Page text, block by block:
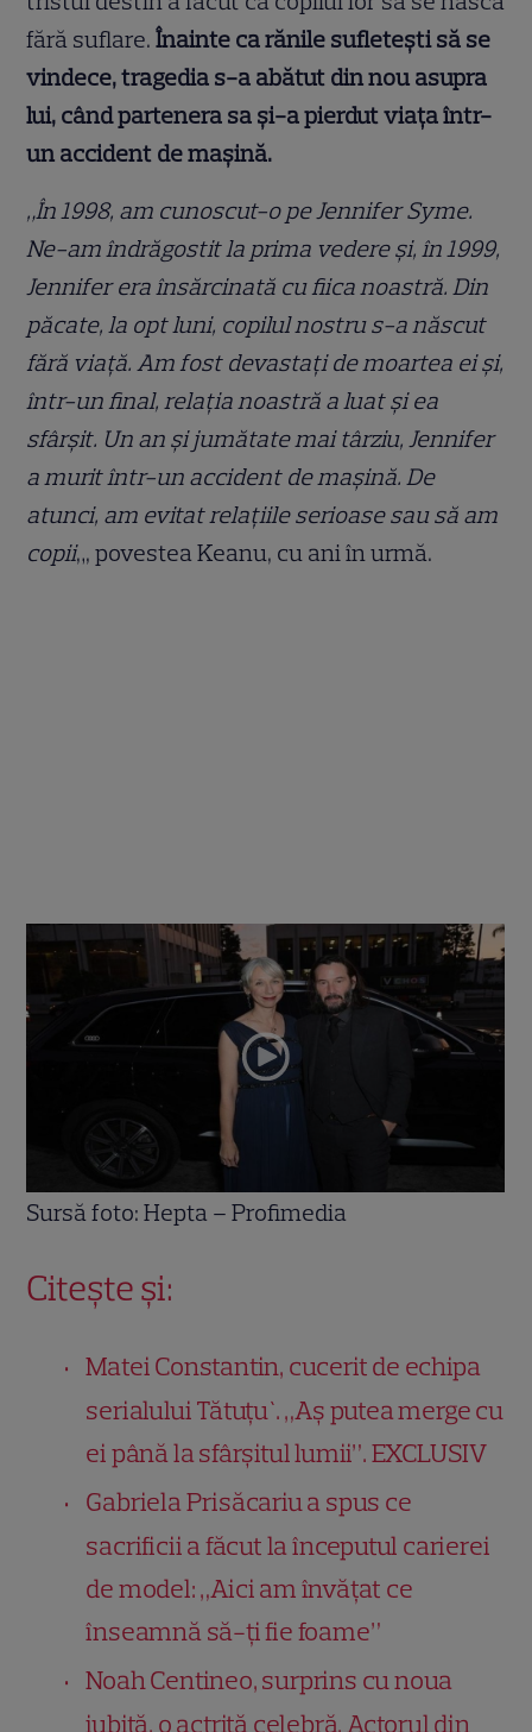
fără suflare. Înainte ca rănile sufletești să se
vindece, tragedia s-a abătut din nou asupra
lui, când partenera sa și-a pierdut viața într-
un accident de mașină.
„În 1998, am cunoscut-o pe Jennifer Syme.
Ne-am îndrăgostit la prima vedere şi, în 1999,
Jennifer era însărcinată cu fiica noastră. Din
păcate, la opt luni, copilul nostru s-a născut
fără viaţă. Am fost devastaţi de moartea ei şi,
într-un final, relaţia noastră a luat şi ea
sfârşit. Un an şi jumătate mai târziu, Jennifer
a murit într-un accident de maşină. De
atunci, am evitat relaţiile serioase sau să am
copii„, povestea Keanu, cu ani în urmă.
Sursă foto: Hepta – Profimedia
Citește și:
Matei Constantin, cucerit de echipa
serialului Tătuțu`. „Aș putea merge cu
ei până la sfârșitul lumii”. EXCLUSIV
Gabriela Prisăcariu a spus ce
sacrificii a făcut la începutul carierei
de model: „Aici am învățat ce
înseamnă să-ți fie foame”
Noah Centineo, surprins cu noua
iubită, o actriță celebră. Actorul din